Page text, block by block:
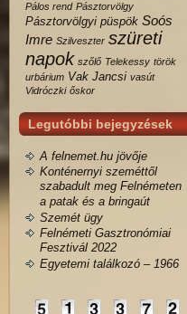
Pálos rend Pásztorvölgy
Pásztorvölgyi püspök Soós
Imre Szilveszter szüreti
napok szőlő Telekessy török
urbárium Vak Jancsi vasút
Vidróczki őskor
Legutóbbi bejegyzések
A felnemet.hu jövője
Konténernyi szeméttől
szabadult meg Felnémeten
a patak és a bringaút
Szemét ügy
Felnémeti Gasztronómiai
Fesztivál 2022
Egyetemi találkozó – 1966